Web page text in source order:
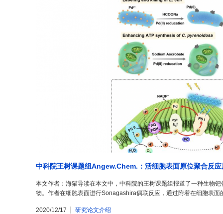
中科院王树课题组Angew.Chem.：活细胞表面原位聚合反
本文作者：海猫导读在本文中，中科院的王树课题组报道了一种生物
物。作者在细胞表面进行Sonagashira偶联反应，通过附着在细胞表
2020/12/17 研究论文介绍